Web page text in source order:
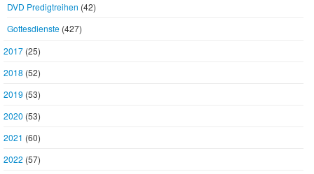
DVD Predigtreihen (42)
Gottesdienste (427)
2017 (25)
2018 (52)
2019 (53)
2020 (53)
2021 (60)
2022 (57)